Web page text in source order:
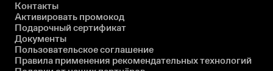
Контакты
Активировать промокод
Подарочный сертификат
Документы
Пользовательское соглашение
Правила применения рекомендательных технологий